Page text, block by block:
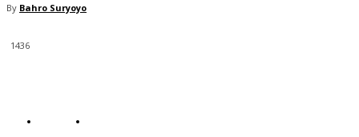
By Bahro Suryoyo
1436
COOKIES